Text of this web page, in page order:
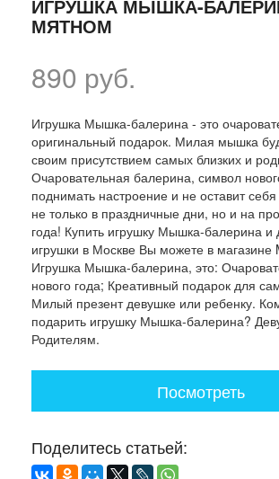
ИГРУШКА МЫШКА-
МЯТНОМ
890 руб.
Игрушка Мышка-балерина - это
оригинальный подарок. Милая мышка
своим присутствием самых близких и
Очаровательная балерина, символ
поднимать настроение и не оставит
не только в праздничные дни, но и на
года! Купить игрушку Мышка-балерина и
игрушки в Москве Вы можете в магазине
Игрушка Мышка-балерина, это:
нового года; Креативный подарок для
Милый презент девушке или ребенку.
подарить игрушку Мышка-балерина?
Родителям.
Посмотреть
Поделитесь статьей: